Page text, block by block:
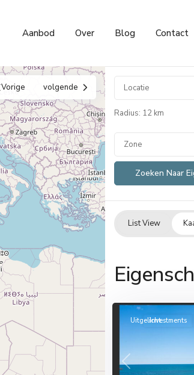
Aanbod Over Blog Contact
Vorige volgende
Radius: 12 km
Zone
List View
18
El
Previous
UitgelichtInvestments